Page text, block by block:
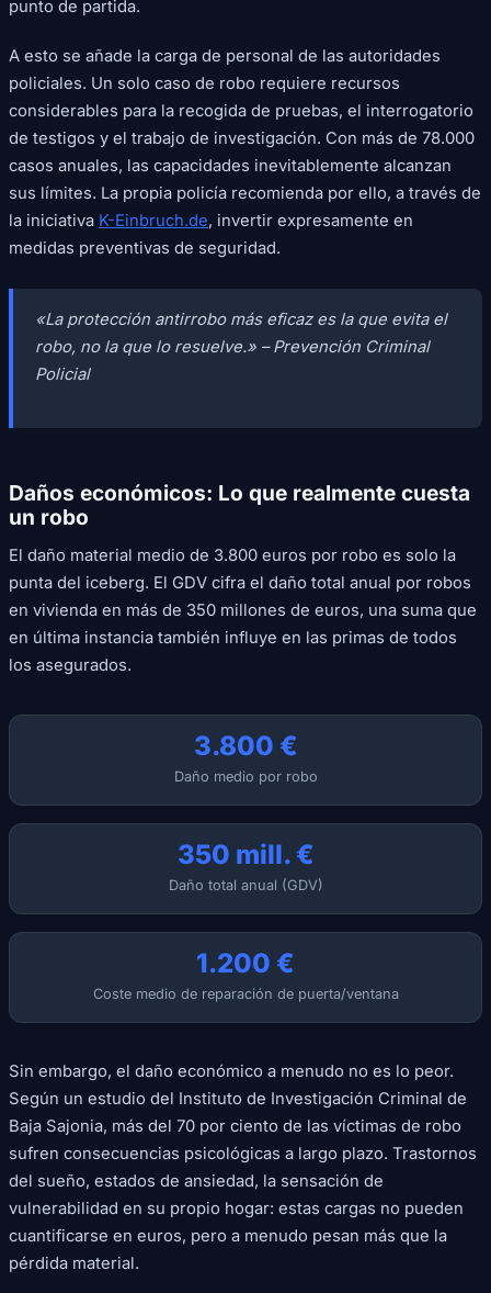
punto de partida.
A esto se añade la carga de personal de las autoridades
policiales. Un solo caso de robo requiere recursos
considerables para la recogida de pruebas, el interrogatorio
de testigos y el trabajo de investigación. Con más de 78.000
casos anuales, las capacidades inevitablemente alcanzan
sus límites. La propia policía recomienda por ello, a través de
la iniciativa K-Einbruch.de, invertir expresamente en
medidas preventivas de seguridad.
«La protección antirrobo más eficaz es la que evita el
robo, no la que lo resuelve.» – Prevención Criminal
Policial
Daños económicos: Lo que realmente cuesta
un robo
El daño material medio de 3.800 euros por robo es solo la
punta del iceberg. El GDV cifra el daño total anual por robos
en vivienda en más de 350 millones de euros, una suma que
en última instancia también influye en las primas de todos
los asegurados.
3.800 €
Daño medio por robo
350 mill. €
Daño total anual (GDV)
1.200 €
Coste medio de reparación de puerta/ventana
Sin embargo, el daño económico a menudo no es lo peor.
Según un estudio del Instituto de Investigación Criminal de
Baja Sajonia, más del 70 por ciento de las víctimas de robo
sufren consecuencias psicológicas a largo plazo. Trastornos
del sueño, estados de ansiedad, la sensación de
vulnerabilidad en su propio hogar: estas cargas no pueden
cuantificarse en euros, pero a menudo pesan más que la
pérdida material.